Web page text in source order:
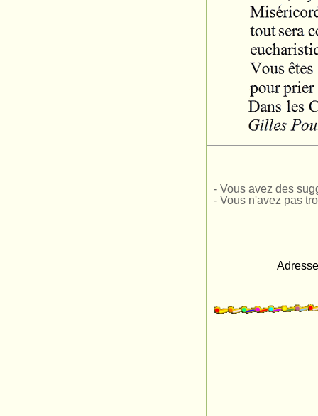
- Vous avez des
- Vous n'avez pas